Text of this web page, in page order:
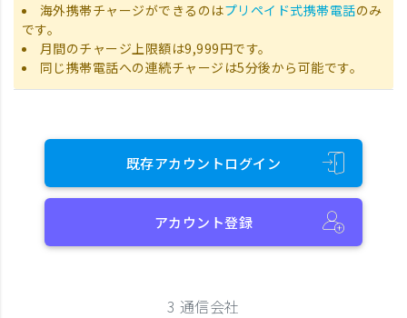
海外携帯チャージができるのはプリペイド式携帯電話のみ
です。
月間のチャージ上限額は9,999円です。
同じ携帯電話への連続チャージは5分後から可能です。
既存アカウントログイン
アカウント登録
3 通信会社